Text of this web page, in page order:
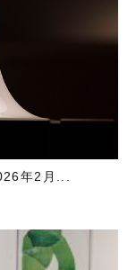
年2月...